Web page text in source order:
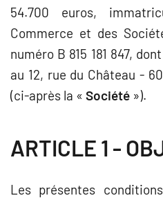
54.700 euros,
Commerce et des
numéro B 815 181 847,
au 12, rue du Château -
(ci-après la « Société »).
ARTICLE 1 -
Les présentes